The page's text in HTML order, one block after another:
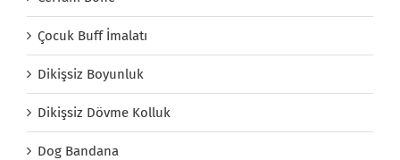
Çocuk Buff İmalatı
Dikişsiz Boyunluk
Dikişsiz Dövme Kolluk
Dog Bandana